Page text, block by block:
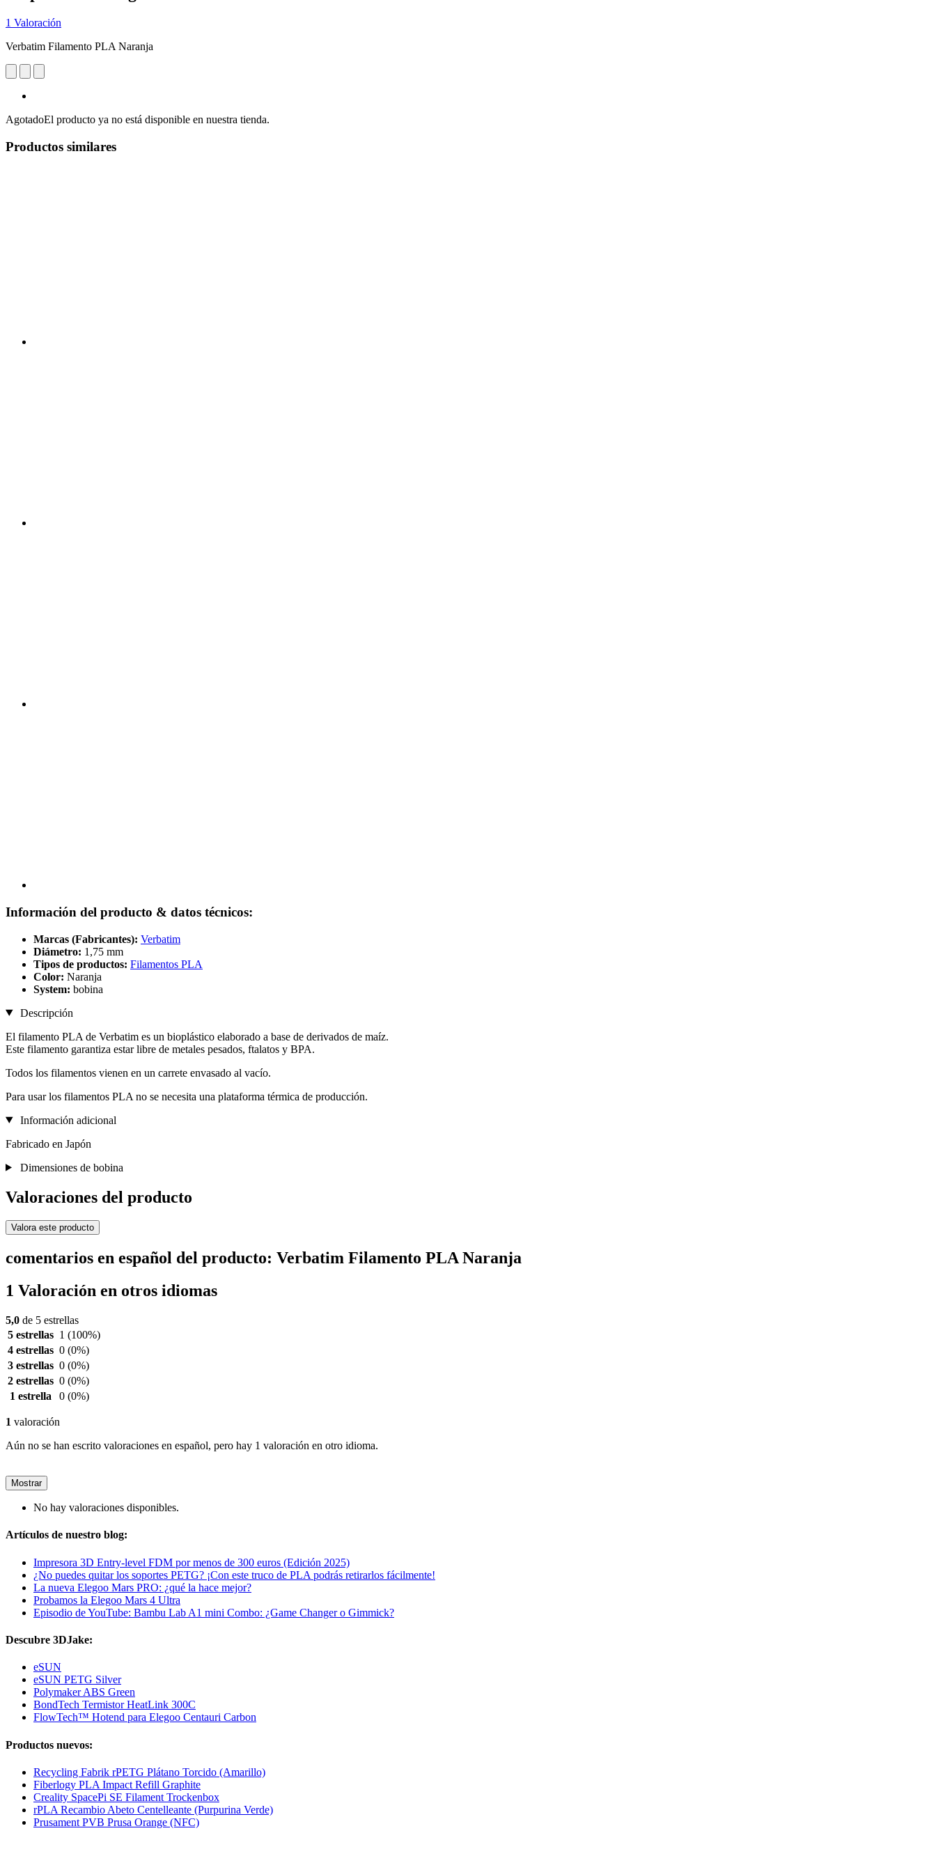
1 Valoración
Verbatim Filamento PLA Naranja
AgotadoEl producto ya no está disponible en nuestra tienda.
Productos similares
Información del producto & datos técnicos:
Marcas (Fabricantes): Verbatim
Diámetro: 1,75 mm
Tipos de productos: Filamentos PLA
Color: Naranja
System: bobina
Descripción
El filamento PLA de Verbatim es un bioplástico elaborado a base de derivados de maíz.
Este filamento garantiza estar libre de metales pesados, ftalatos y BPA.
Todos los filamentos vienen en un carrete envasado al vacío.
Para usar los filamentos PLA no se necesita una plataforma térmica de producción.
Información adicional
Fabricado en Japón
Dimensiones de bobina
Valoraciones del producto
Valora este producto
comentarios en español del producto: Verbatim Filamento PLA Naranja
1 Valoración en otros idiomas
5,0 de 5 estrellas
5 estrellas 1 (100%)
4 estrellas 0 (0%)
3 estrellas 0 (0%)
2 estrellas 0 (0%)
1 estrella
0 (0%)
1 valoración
Aún no se han escrito valoraciones en español, pero hay 1 valoración en otro idioma.
Mostrar
No hay valoraciones disponibles.
Artículos de nuestro blog:
Impresora 3D Entry-level FDM por menos de 300 euros (Edición 2025)
¿No puedes quitar los soportes PETG? ¡Con este truco de PLA podrás retirarlos fácilmente!
La nueva Elegoo Mars PRO: ¿qué la hace mejor?
Probamos la Elegoo Mars 4 Ultra
Episodio de YouTube: Bambu Lab A1 mini Combo: ¿Game Changer o Gimmick?
Descubre 3DJake:
eSUN
eSUN PETG Silver
Polymaker ABS Green
BondTech Termistor HeatLink 300C
FlowTech™ Hotend para Elegoo Centauri Carbon
Productos nuevos:
Recycling Fabrik rPETG Plátano Torcido (Amarillo)
Fiberlogy PLA Impact Refill Graphite
Creality SpacePi SE Filament Trockenbox
rPLA Recambio Abeto Centelleante (Purpurina Verde)
Prusament PVB Prusa Orange (NFC)